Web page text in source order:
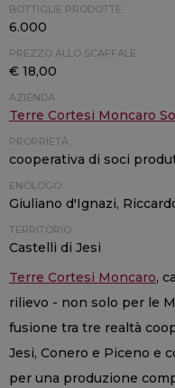
BOTTIGLIE PRODOTTE:
6.000
PREZZO ALLO SCAFFALE:
€ 18,00
AZIENDA:
Terre Cortesi Moncaro
PROPRIETÀ:
cooperativa di soci
ENOLOGO:
Giuliano d'Ignazi,
TERRITORIO:
Castelli di Jesi
Terre Cortesi Moncaro,
rilievo - non solo per le
fusione tra tre realtà
Jesi, Conero e Piceno e
per una produzione